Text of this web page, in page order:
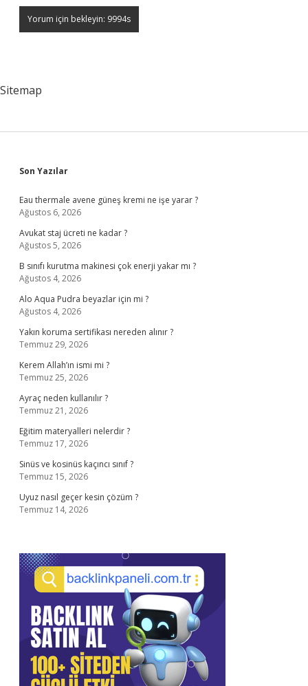
Sitemap
Sidebar
Son Yazılar
Eau thermale avene güneş kremi ne işe yarar ?
Ağustos 6, 2026
Avukat staj ücreti ne kadar ?
Ağustos 5, 2026
B sınıfı kurutma makinesi çok enerji yakar mı ?
Ağustos 4, 2026
Alo Aqua Pudra beyazlar için mi ?
Ağustos 4, 2026
Yakın koruma sertifikası nereden alınır ?
Temmuz 29, 2026
Kerem Allah’ın ismi mi ?
Temmuz 25, 2026
Ayraç neden kullanılır ?
Temmuz 21, 2026
Eğitim materyalleri nelerdir ?
Temmuz 17, 2026
Sinüs ve kosinüs kaçıncı sınıf ?
Temmuz 15, 2026
Uyuz nasıl geçer kesin çözüm ?
Temmuz 14, 2026